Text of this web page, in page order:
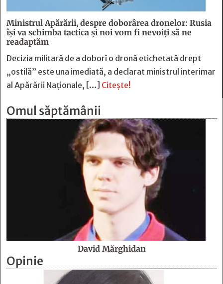
Ministrul Apărării, despre doborârea dronelor: Rusia
îşi va schimba tactica şi noi vom fi nevoiţi să ne
readaptăm
Decizia militară de a doborî o dronă etichetată drept
„ostilă” este una imediată, a declarat ministrul interimar
al Apărării Naţionale, […] Citește!
Omul săptămânii
David Mărghidan
Opinie